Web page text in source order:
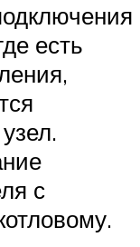
есть
с